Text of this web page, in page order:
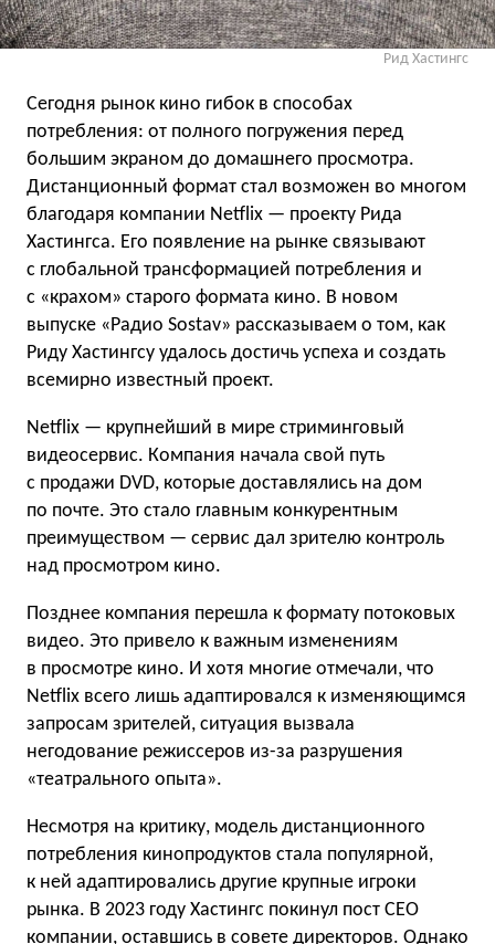
Рид Хастингс
Сегодня рынок кино гибок в способах
потребления: от полного погружения перед
большим экраном до домашнего просмотра.
Дистанционный формат стал возможен во многом
благодаря компании Netflix — проекту Рида
Хастингса. Его появление на рынке связывают
с глобальной трансформацией потребления и
с «крахом» старого формата кино. В новом
выпуске «Радио Sostav» рассказываем о том, как
Риду Хастингсу удалось достичь успеха и создать
всемирно известный проект.
Netflix — крупнейший в мире стриминговый
видеосервис. Компания начала свой путь
с продажи DVD, которые доставлялись на дом
по почте. Это стало главным конкурентным
преимуществом — сервис дал зрителю контроль
над просмотром кино.
Позднее компания перешла к формату потоковых
видео. Это привело к важным изменениям
в просмотре кино. И хотя многие отмечали, что
Netflix всего лишь адаптировался к изменяющимся
запросам зрителей, ситуация вызвала
негодование режиссеров из-за разрушения
«театрального опыта».
Несмотря на критику, модель дистанционного
потребления кинопродуктов стала популярной,
к ней адаптировались другие крупные игроки
рынка. В 2023 году Хастингс покинул пост CEO
компании, оставшись в совете директоров. Однако